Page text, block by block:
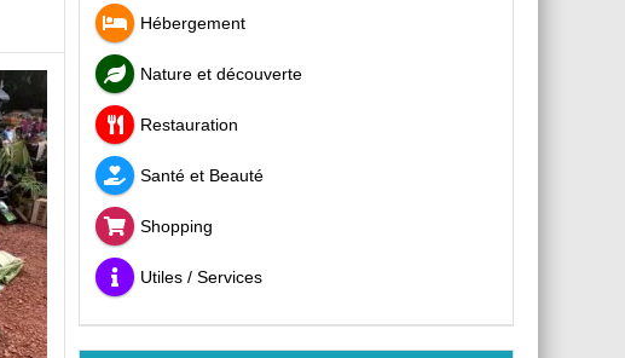
Hébergement
Nature et découverte
Restauration
Santé et Beauté
Shopping
Utiles / Services